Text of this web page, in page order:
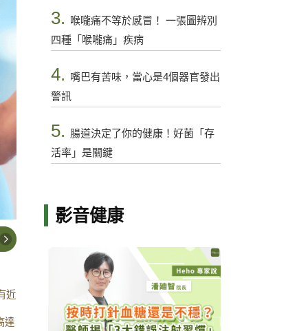
近
達
3.
喉嚨痛不等於感冒！ 一張圖辨別
四種「喉嚨痛」疾病
4. 嘴巴有苦味，當心是4個器官發出
警訊
5. 腸道決定了你的健康！好菌「存
活率」是關鍵
影音健康